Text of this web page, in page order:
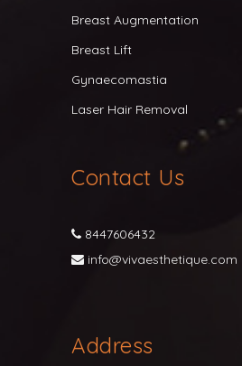
Breast Augmentation
Breast Lift
Gynaecomastia
Laser Hair Removal
Contact Us
8447606432
info@vivaesthetique.com
Address